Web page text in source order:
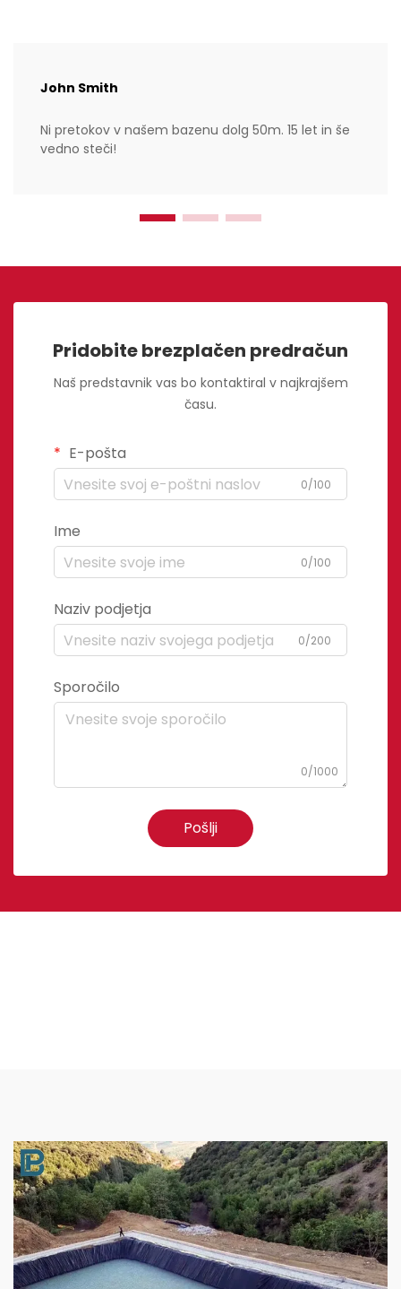
John Smith
Ni pretokov v našem bazenu dolg 50m. 15 let in še
vedno steči!
Pridobite brezplačen predračun
Naš predstavnik vas bo kontaktiral v najkrajšem
času.
E-pošta
0/100
Ime
0/100
Naziv podjetja
0/200
Sporočilo
0/1000
Pošlji